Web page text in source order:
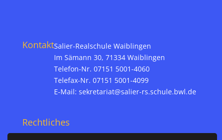
KontaktSalier-Realschule Waiblingen
Im Sämann 30, 71334 Waiblingen
Telefon-Nr. 07151 5001-4060
Telefax-Nr. 07151 5001-4099
E-Mail: sekretariat@salier-rs.schule.bwl.de
Rechtliches